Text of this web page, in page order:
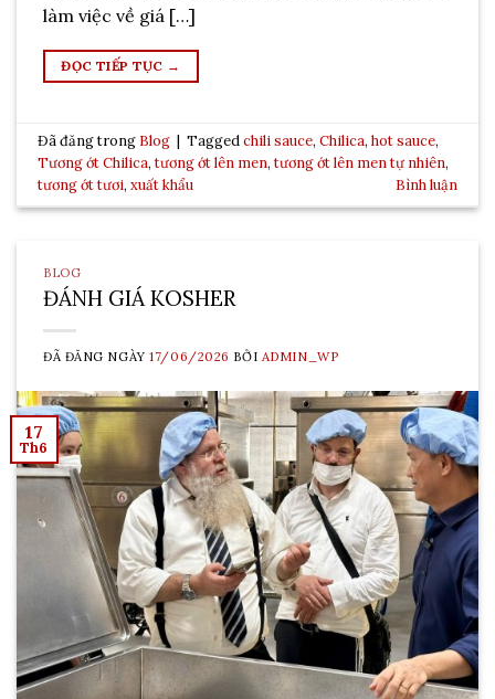
làm việc về giá […]
ĐỌC TIẾP TỤC →
Đã đăng trong Blog | Taggedchili sauce,Chilica,hot sauce,
Tương ớt Chilica,tương ớt lên men,tương ớt lên men tự nhiên,
tương ớt tươi,xuất khẩu Bình luận
BLOG
ĐÁNH GIÁ KOSHER
ĐÃ ĐĂNG NGÀY17/06/2026 BỞI ADMIN_WP
17
Th6